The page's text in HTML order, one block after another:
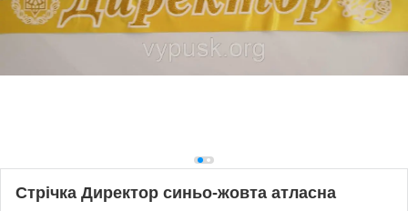
Стрічка Директор синьо-жовта атласна